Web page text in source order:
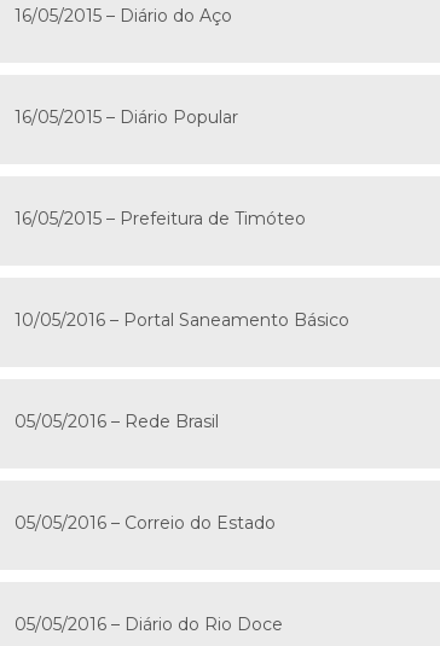
16/05/2015 – Diário do Aço
16/05/2015 – Diário Popular
16/05/2015 – Prefeitura de Timóteo
10/05/2016 – Portal Saneamento Básico
05/05/2016 – Rede Brasil
05/05/2016 – Correio do Estado
05/05/2016 – Diário do Rio Doce